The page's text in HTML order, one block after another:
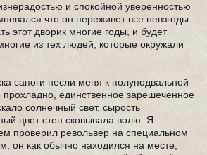
и спокойной уверенностью
что он переживет все невзгоды
этот дворик многие годы, и будет
из тех людей, которые окружали
сапоги несли меня к полуподвальной
единственное зарешеченное
солнечный свет, сырость
цвет стен сковывала волю. Я
проверил револьвер на специальном
он как обычно находился на месте,